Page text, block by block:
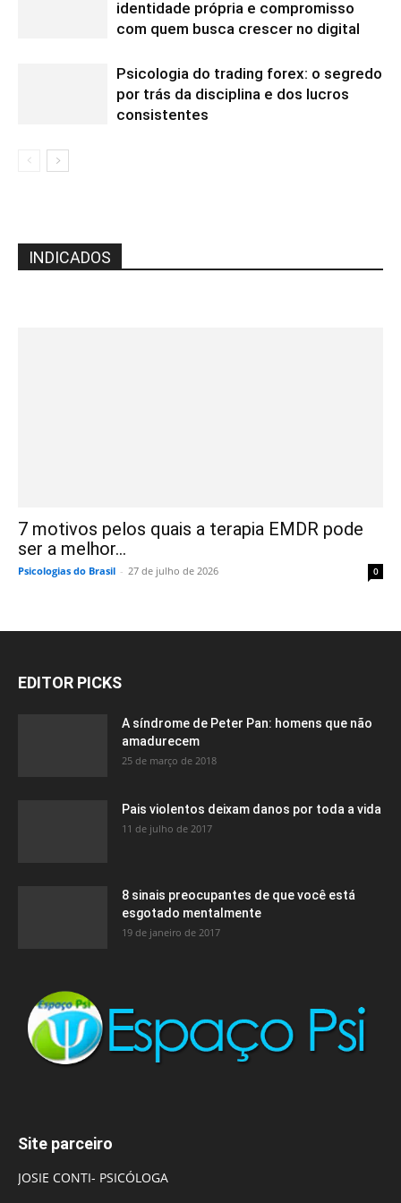
identidade própria e compromisso
com quem busca crescer no digital
Psicologia do trading forex: o segredo
por trás da disciplina e dos lucros
consistentes
INDICADOS
7 motivos pelos quais a terapia EMDR pode
ser a melhor...
Psicologias do Brasil - 27 de julho de 2026 0
EDITOR PICKS
A síndrome de Peter Pan: homens que não
amadurecem
25 de março de 2018
Pais violentos deixam danos por toda a vida
11 de julho de 2017
8 sinais preocupantes de que você está
esgotado mentalmente
19 de janeiro de 2017
Site parceiro
JOSIE CONTI- PSICÓLOGA